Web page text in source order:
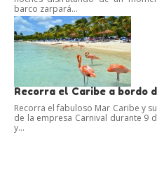
barco zarpará...
Recorra el Caribe a bordo
Recorra el fabuloso Mar Caribe y
de la empresa Carnival durante 9
y...